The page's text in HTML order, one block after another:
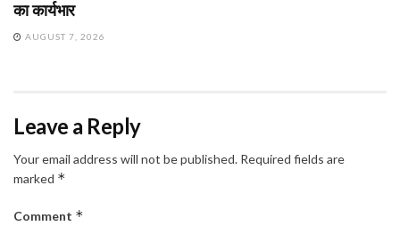
का कार्यभार
AUGUST 7, 2026
Leave a Reply
Your email address will not be published. Required fields are
marked *
Comment *